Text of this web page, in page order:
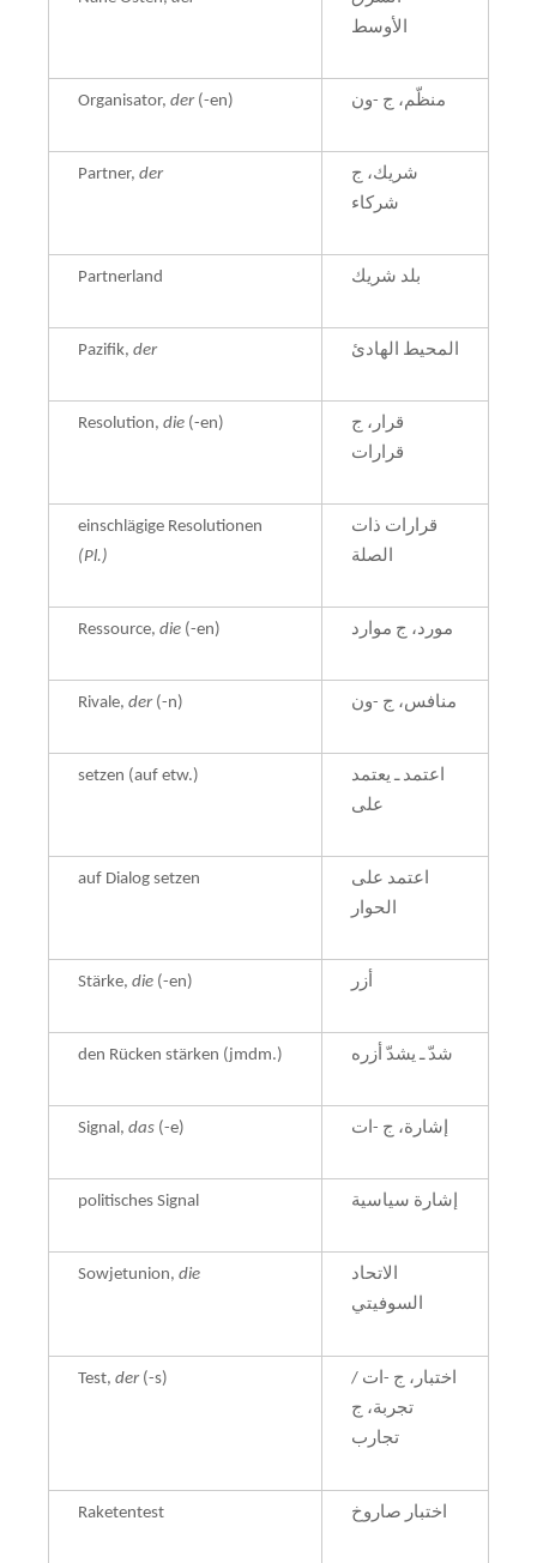
الأوسط
Organisator, der(-en) منظّم، ج -ون
Partner, der
شريك، ج
شركاء
Partnerland بلد شريك
Pazifik, der المحيط الهادئ
Resolution, die (-en)
قرار، ج
قرارات
einschlägige Resolutionen
(Pl.)
قرارات ذات
الصلة
Ressource, die (-en) مورد، ج موارد
Rivale, der(-n) منافس، ج -ون
setzen (auf etw.)
اعتمد ـ يعتمد
على
auf Dialog setzen
اعتمد على
الحوار
Stärke, die (-en) أزر
den Rücken stärken (jmdm.) شدّ ـ يشدّ أزره
Signal, das (-e) إشارة، ج -ات
politisches Signal إشارة سياسية
Sowjetunion, die
الاتحاد
السوفيتي
Test, der(-s)
اختبار، ج -ات /
تجربة، ج
تجارب
Raketentest اختبار صاروخ